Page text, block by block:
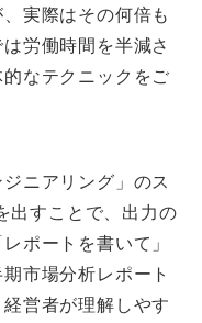
実際はその何倍も
労働時間を半減さ
なテクニックをご
ニアリング」のス
出すことで、出力の
ポートを書いて」
市場分析レポート
営者が理解しやす